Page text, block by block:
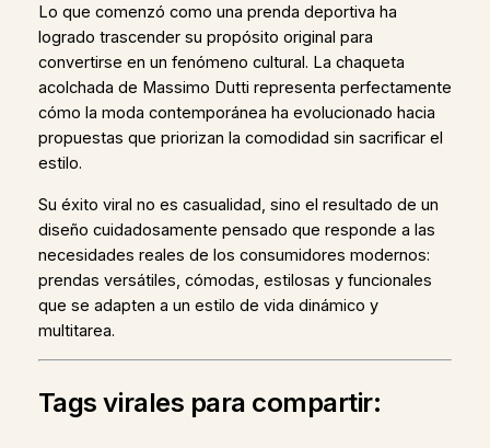
Lo que comenzó como una prenda deportiva ha
logrado trascender su propósito original para
convertirse en un fenómeno cultural. La chaqueta
acolchada de Massimo Dutti representa perfectamente
cómo la moda contemporánea ha evolucionado hacia
propuestas que priorizan la comodidad sin sacrificar el
estilo.
Su éxito viral no es casualidad, sino el resultado de un
diseño cuidadosamente pensado que responde a las
necesidades reales de los consumidores modernos:
prendas versátiles, cómodas, estilosas y funcionales
que se adapten a un estilo de vida dinámico y
multitarea.
Tags virales para compartir: